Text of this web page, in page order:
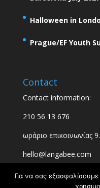
Halloween in
Prague/EF Youth
Contact
Contact information:
210 56 13 676
ωράριο επικοινωνίας
hello@langabee.com
Για να σας